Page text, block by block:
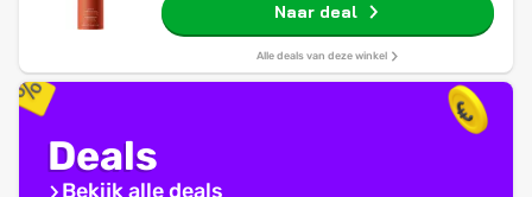
Naar deal
Alle deals van deze winkel
Deals
Bekijk alle deals